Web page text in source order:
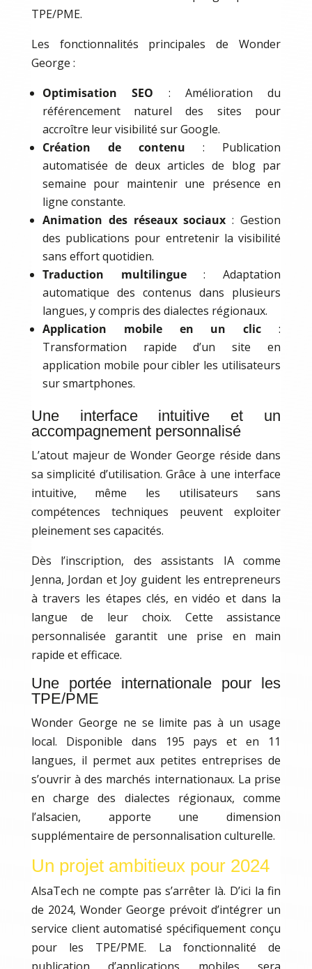
TPE/PME.
Les fonctionnalités principales de Wonder
George :
Optimisation SEO : Amélioration du
référencement naturel des sites pour
accroître leur visibilité sur Google.
Création de contenu : Publication
automatisée de deux articles de blog par
semaine pour maintenir une présence en
ligne constante.
Animation des réseaux sociaux : Gestion
des publications pour entretenir la visibilité
sans effort quotidien.
Traduction multilingue: Adaptation
automatique des contenus dans plusieurs
langues, y compris des dialectes régionaux.
Application mobile en un clic :
Transformation rapide d’un site en
application mobile pour cibler les utilisateurs
sur smartphones.
Une interface intuitive et un
accompagnement personnalisé
L’atout majeur de Wonder George réside dans
sa simplicité d’utilisation. Grâce à une interface
intuitive, même les utilisateurs sans
compétences techniques peuvent exploiter
pleinement ses capacités.
Dès l’inscription, des assistants IA comme
Jenna, Jordan et Joy guident les entrepreneurs
à travers les étapes clés, en vidéo et dans la
langue de leur choix. Cette assistance
personnalisée garantit une prise en main
rapide et efficace.
Une portée internationale pour les
TPE/PME
Wonder George ne se limite pas à un usage
local. Disponible dans 195 pays et en 11
langues, il permet aux petites entreprises de
s’ouvrir à des marchés internationaux. La prise
en charge des dialectes régionaux, comme
l’alsacien, apporte une dimension
supplémentaire de personnalisation culturelle.
Un projet ambitieux pour 2024
AlsaTech ne compte pas s’arrêter là. D’ici la fin
de 2024, Wonder George prévoit d’intégrer un
service client automatisé spécifiquement conçu
pour les TPE/PME. La fonctionnalité de